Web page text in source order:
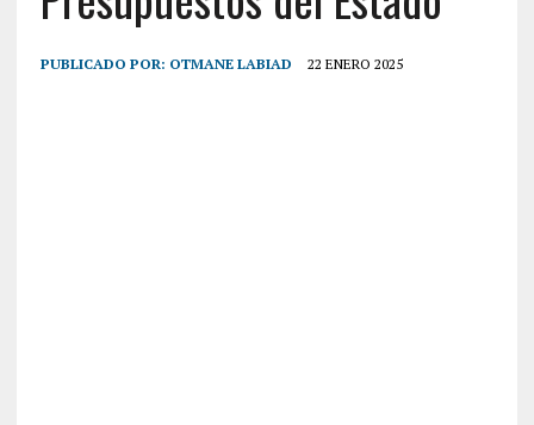
PUBLICADO POR: OTMANE LABIAD 22 ENERO 2025